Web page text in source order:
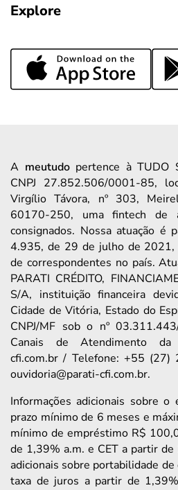
Explore
A meutudopertence à TUDO
CNPJ 27.852.506/0001-85,
Virgílio Távora, nº 303,
60170-250, uma fintech de
consignados. Nossa atuação é
4.935, de 29 de julho de 2021,
de correspondentes no país.
PARATI CRÉDITO,
S/A, instituição financeira
Cidade de Vitória, Estado do
CNPJ/MF sob o nº
Canais de Atendimento da
cfi.com.br / Telefone: +55
ouvidoria@parati-cfi.com.br.
Informações adicionais sobre o
prazo mínimo de 6 meses e
mínimo de empréstimo R$
de 1,39% a.m. e CET a partir
adicionais sobre portabilidade
taxa de juros a partir de